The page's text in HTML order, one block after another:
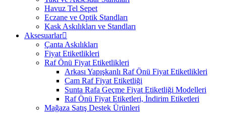
Havuz Tel Sepet
Eczane ve Optik Standları
Kask Askılıkları ve Standları
Aksesuarlar
Çanta Askılıkları
Fiyat Etiketlikleri
Raf Önü Fiyat Etiketlikleri
Arkası Yapışkanlı Raf Önü Fiyat Etiketlikleri
Cam Raf Fiyat Etiketliği
Sunta Rafa Geçme Fiyat Etiketliği Modelleri
Raf Önü Fiyat Etiketleri, İndirim Etiketleri
Mağaza Satış Destek Ürünleri